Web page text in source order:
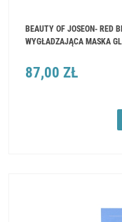
BEAUTY OF JOSEON- RED
WYGŁADZAJĄCA MASKA
87,00 ZŁ